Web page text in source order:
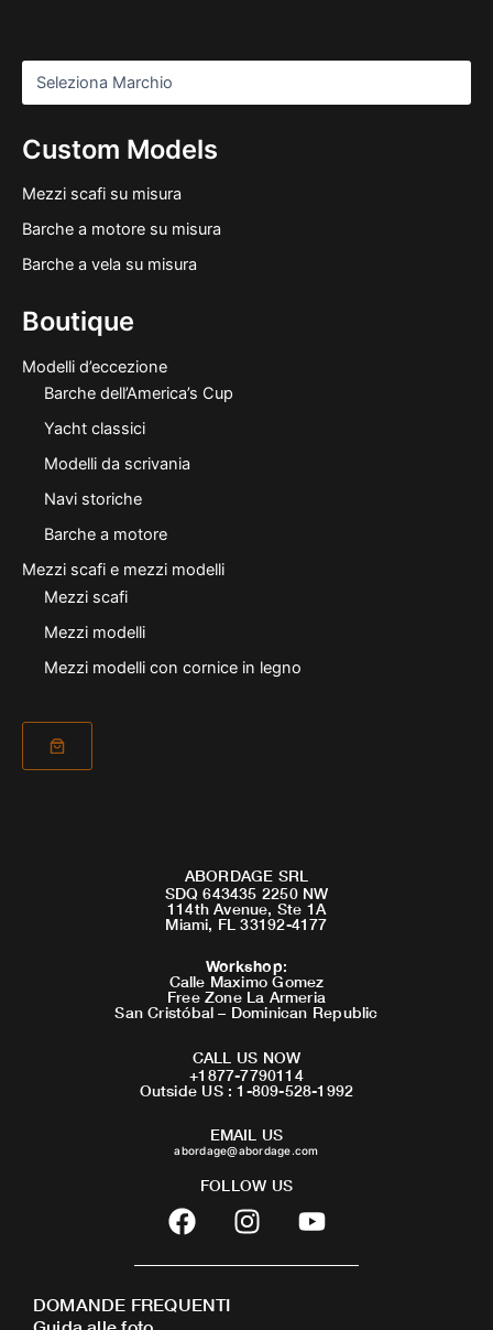
Custom Models
Mezzi scafi su misura
Barche a motore su misura
Barche a vela su misura
Boutique
Modelli d’eccezione
Barche dell’America’s Cup
Yacht classici
Modelli da scrivania
Navi storiche
Barche a motore
Mezzi scafi e mezzi modelli
Mezzi scafi
Mezzi modelli
Mezzi modelli con cornice in legno
ABORDAGE SRL
SDQ 643435 2250 NW
114th Avenue, Ste 1A
Miami, FL 33192-4177
Workshop:
Calle Maximo Gomez
Free Zone La Armeria
San Cristóbal – Dominican Republic
CALL US NOW
+1877-7790114
Outside US : 1-809-528-1992
EMAIL US
abordage@abordage.com
FOLLOW US
F
a
c
b
I
n
s
Y
o
u
DOMANDE FREQUENTI